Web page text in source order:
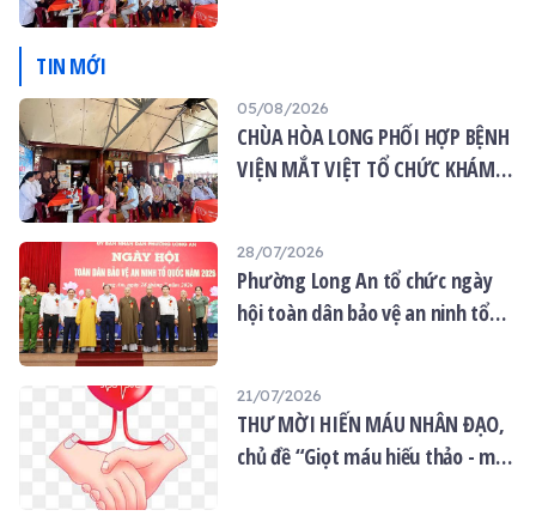
TIN MỚI
05/08/2026
CHÙA HÒA LONG PHỐI HỢP BỆNH
VIỆN MẮT VIỆT TỔ CHỨC KHÁM
28/07/2026
Phường Long An tổ chức ngày
hội toàn dân bảo vệ an ninh tổ
21/07/2026
THƯ MỜI HIẾN MÁU NHÂN ĐẠO,
chủ đề “Giọt máu hiếu thảo - mùa